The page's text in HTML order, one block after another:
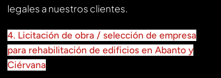
legales a nuestros clientes.
4. Licitación de obra / selección de empresa
para rehabilitación de edificios en Abanto y
Ciérvana